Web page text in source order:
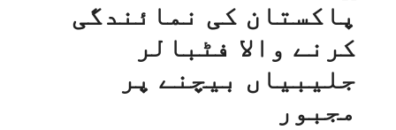
پاکستان کی نمائندگی
کرنے والا فٹبالر
جلیبیاں بیچنے پر
مجبور